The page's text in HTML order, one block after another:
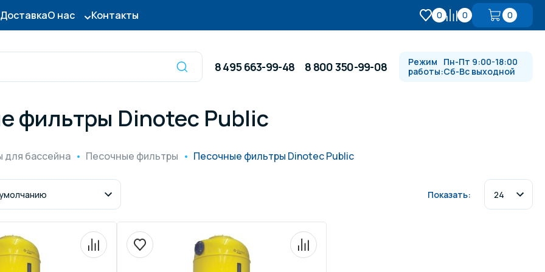
ДоставкаО нас Контакты 0 0 0
для бассейна
Оборудование для
Водопады, водяные пушки и
покрытия Химия для бассейнов
8 495 663-99-48 8 800 350-99-08
Режим
работы:
Пн-Пт 9:00-18:00
Сб-Вс выходной
фильтры Dinotec Public
для бассейна Песочные фильтры Песочные фильтры Dinotec Public
Показать: